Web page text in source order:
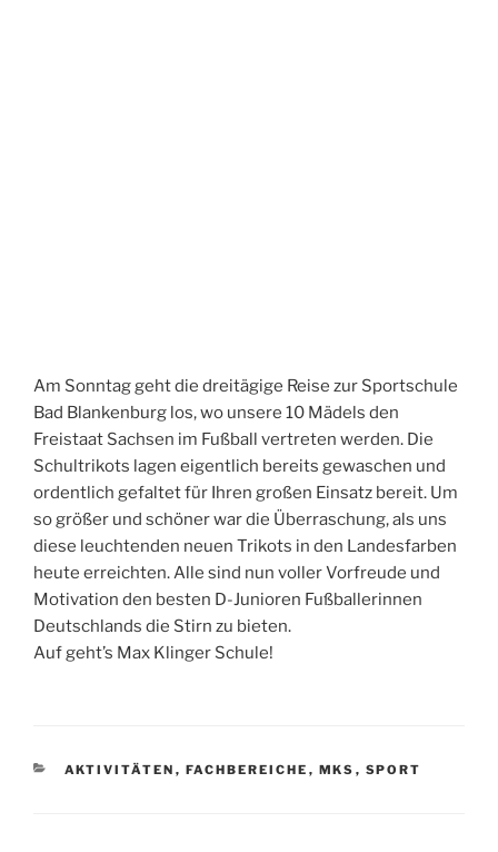
Am Sonntag geht die dreitägige Reise zur Sportschule
Bad Blankenburg los, wo unsere 10 Mädels den
Freistaat Sachsen im Fußball vertreten werden. Die
Schultrikots lagen eigentlich bereits gewaschen und
ordentlich gefaltet für Ihren großen Einsatz bereit. Um
so größer und schöner war die Überraschung, als uns
diese leuchtenden neuen Trikots in den Landesfarben
heute erreichten. Alle sind nun voller Vorfreude und
Motivation den besten D-Junioren Fußballerinnen
Deutschlands die Stirn zu bieten.
Auf geht’s Max Klinger Schule!
KATEGORIEN
AKTIVITÄTEN , FACHBEREICHE , MKS , SPORT